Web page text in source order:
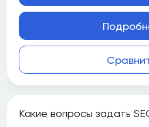
Какие вопросы задать